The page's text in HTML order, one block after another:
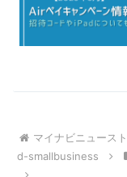
マイナビニュース
d-smallbusiness